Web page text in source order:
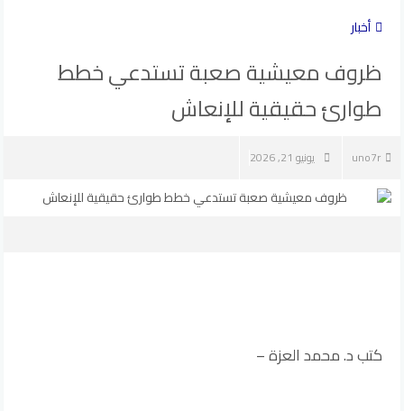
أخبار
ظروف معيشية صعبة تستدعي خطط
طوارئ حقيقية للإنعاش
uno7r يونيو 21, 2026
كتب د. محمد العزة –